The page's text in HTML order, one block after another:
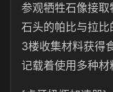
参观牺牲石像接
石头的帕比与拉
3楼收集材料获得
记载着使用多种材